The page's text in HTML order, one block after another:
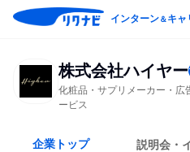
インターン＆キャ
株式会社ハイヤー
化粧品・サプリメーカー・広
ービス
企業トップ 説明会・